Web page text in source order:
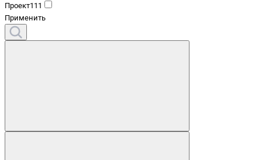
Проект111
Применить